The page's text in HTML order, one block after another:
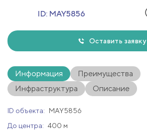
ID: MAY5856
Оставить заявку
Информация
Преимущества
Инфраструктура
Описание
ID объекта:
MAY5856
До центра: 400 м